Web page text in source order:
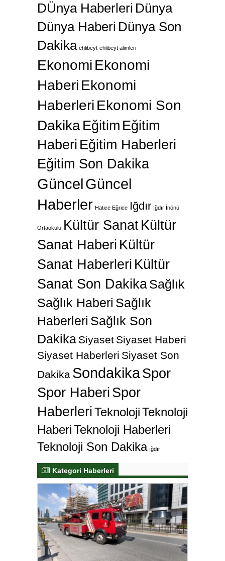
DÜnya Haberleri Dünya
Dünya Haberi Dünya Son
Dakika ehlibeyt ehlibeyt alimleri
Ekonomi Ekonomi
Haberi Ekonomi
Haberleri Ekonomi Son
Dakika Eğitim Eğitim
Haberi Eğitim Haberleri
Eğitim Son Dakika
GüncelGüncel
Haberler Hatice Eğrice Iğdır Iğdır İnönü
Ortaokulu Kültür SanatKültür
Sanat Haberi Kültür
Sanat Haberleri Kültür
Sanat Son DakikaSağlık
Sağlık Haberi Sağlık
Haberleri Sağlık Son
Dakika Siyaset Siyaset Haberi
Siyaset Haberleri Siyaset Son
Dakika SondakikaSpor
Spor Haberi Spor
HaberleriTeknolojiTeknoloji
HaberiTeknoloji Haberleri
Teknoloji Son Dakika ığdır
Kategori Haberleri